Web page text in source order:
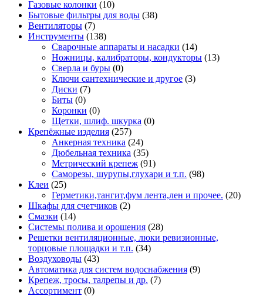
Газовые колонки (10)
Бытовые фильтры для воды (38)
Вентиляторы (7)
Инструменты (138)
Сварочные аппараты и насадки (14)
Ножницы, калибраторы, кондукторы (13)
Сверла и буры (0)
Ключи сантехнические и другое (3)
Диски (7)
Биты (0)
Коронки (0)
Щетки, шлиф. шкурка (0)
Крепёжные изделия (257)
Анкерная техника (24)
Дюбельная техника (35)
Метрический крепеж (91)
Саморезы, шурупы,глухари и т.п. (98)
Клеи (25)
Герметики,тангит,фум лента,лен и прочее. (20)
Шкафы для счетчиков (2)
Смазки (14)
Системы полива и орошения (28)
Решетки вентиляционные, люки ревизионные,
торцовые площадки и т.п. (34)
Воздуховоды (43)
Автоматика для систем водоснабжения (9)
Крепеж, тросы, талрепы и др. (7)
Ассортимент (0)